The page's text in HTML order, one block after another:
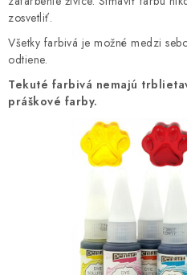
KARTY BEZPEČNOSTNÝCH
Pravidlá triedenia ponúk tovaru
Pravidlá spracovania recenzií
Voľné pracovné pozície (CZ)
zosvetliť.
Všetky farbivá je možné medzi
odtiene.
Tekuté farbivá nemajú
práškové farby.